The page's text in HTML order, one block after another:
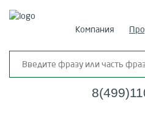
Компания